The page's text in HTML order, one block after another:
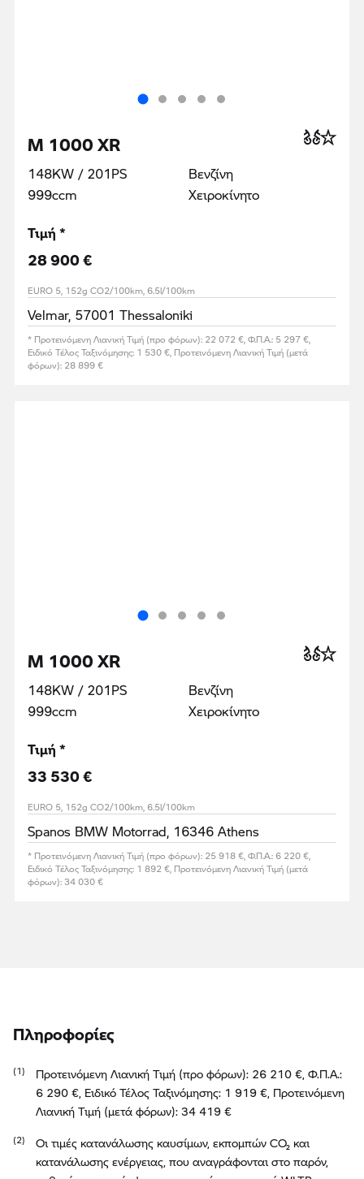
M 1000 XR
148KW / 201PS
999ccm
Βενζίνη
Χειροκίνητο
Τιμή *
28 900 €
EURO 5, 152g CO2/100km, 6.5l/100km
Velmar, 57001 Thessaloniki
* Προτεινόμενη Λιανική Τιμή (προ φόρων): 22 072 €, Φ.Π.Α.: 5 297 €,
Ειδικό Τέλος Ταξινόμησης: 1 530 €, Προτεινόμενη Λιανική Τιμή (μετά
φόρων): 28 899 €
M 1000 XR
148KW / 201PS
999ccm
Βενζίνη
Χειροκίνητο
Τιμή *
33 530 €
EURO 5, 152g CO2/100km, 6.5l/100km
Spanos BMW Motorrad, 16346 Athens
* Προτεινόμενη Λιανική Τιμή (προ φόρων): 25 918 €, Φ.Π.Α.: 6 220 €,
Ειδικό Τέλος Ταξινόμησης: 1 892 €, Προτεινόμενη Λιανική Τιμή (μετά
φόρων): 34 030 €
Πληροφορίες
Προτεινόμενη Λιανική Τιμή (προ φόρων): 26 210 €, Φ.Π.Α.:
6 290 €, Ειδικό Τέλος Ταξινόμησης: 1 919 €, Προτεινόμενη
Λιανική Τιμή (μετά φόρων): 34 419 €
Οι τιμές κατανάλωσης καυσίμων, εκπομπών CO₂ και
κατανάλωσης ενέργειας, που αναγράφονται στο παρόν,